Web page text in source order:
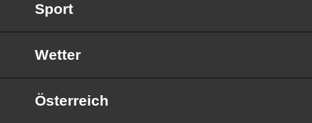
Sport
Wetter
Österreich